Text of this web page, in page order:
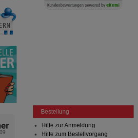
Bestellung
Hilfe zur Anmeldung
Hilfe zum Bestellvorgang